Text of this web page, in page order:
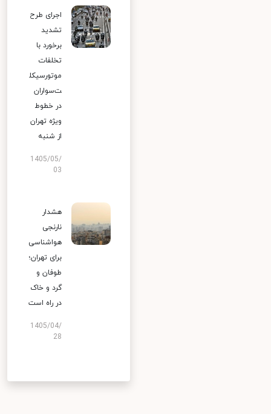
اجرای طرح
تشدید
برخورد با
تخلفات
موتورسیکل
ت‌سواران
در خطوط
ویژه تهران
از شنبه
1405/05/
03
هشدار
نارنجی
هواشناسی
برای تهران؛
طوفان و
گرد و خاک
در راه است
1405/04/
28